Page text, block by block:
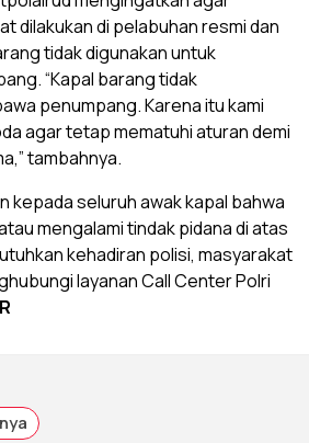
dilakukan di pelabuhan resmi dan
tidak digunakan untuk
“Kapal barang tidak
penumpang. Karena itu kami
agar tetap mematuhi aturan demi
tambahnya.
kepada seluruh awak kapal bahwa
mengalami tindak pidana di atas
kehadiran polisi, masyarakat
layanan Call Center Polri